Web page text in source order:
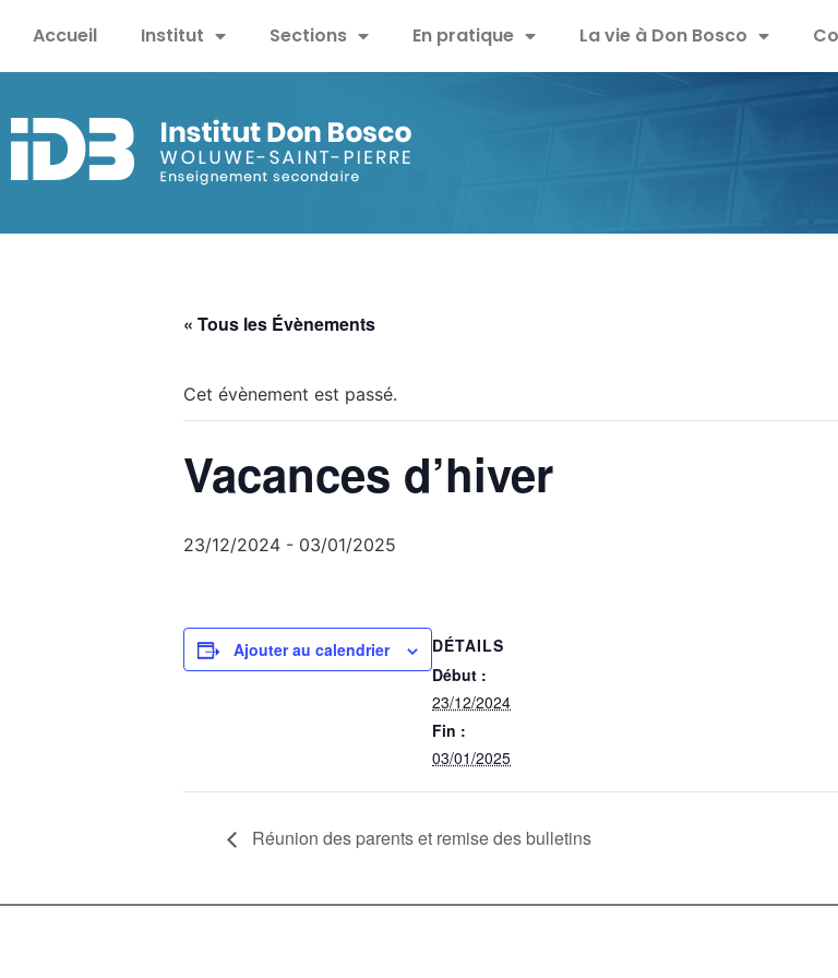
Accueil Institut Sections En pratique La vie à Don Bosco
« Tous les Évènements
Cet évènement est passé.
Vacances d’hiver
23/12/2024 - 03/01/2025
Ajouter au calendrier
DÉTAILS
Début :
23/12/2024
Fin :
03/01/2025
Réunion des parents et remise des bulletins